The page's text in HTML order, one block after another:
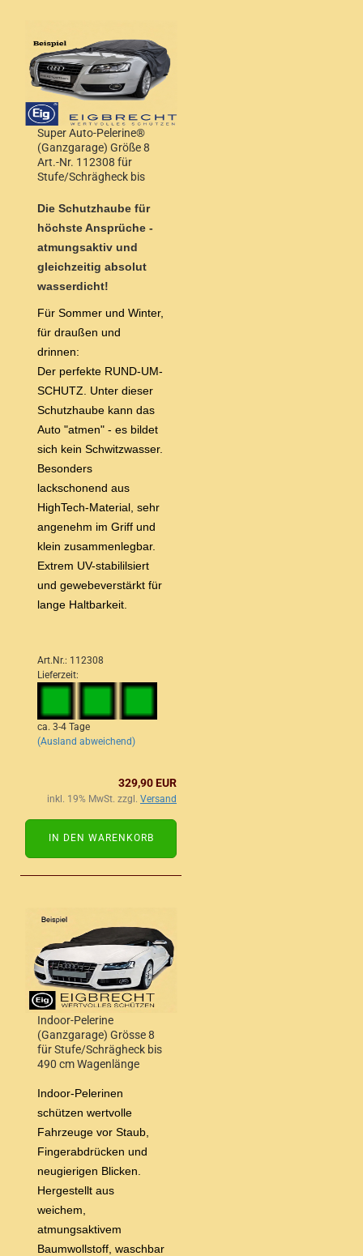
Super Auto-Pelerine®
(Ganzgarage) Größe 8
Art.-Nr. 112308 für
Stufe/Schrägheck bis
Die Schutzhaube für
höchste Ansprüche -
atmungsaktiv und
gleichzeitig absolut
wasserdicht!
Für Sommer und Winter,
für draußen und
drinnen:
Der perfekte RUND-UM-
SCHUTZ. Unter dieser
Schutzhaube kann das
Auto "atmen" - es bildet
sich kein Schwitzwasser.
Besonders
lackschonend aus
HighTech-Material, sehr
angenehm im Griff und
klein zusammenlegbar.
Extrem UV-stabililsiert
und gewebeverstärkt für
lange Haltbarkeit.
Art.Nr.: 112308
Lieferzeit:
ca. 3-4 Tage
(Ausland abweichend)
329,90 EUR
inkl. 19% MwSt. zzgl. Versand
IN DEN WARENKORB
Indoor-Pelerine
(Ganzgarage) Grösse 8
für Stufe/Schrägheck bis
490 cm Wagenlänge
Indoor-Pelerinen
schützen wertvolle
Fahrzeuge vor Staub,
Fingerabdrücken und
neugierigen Blicken.
Hergestellt aus
weichem,
atmungsaktivem
Baumwollstoff, waschbar